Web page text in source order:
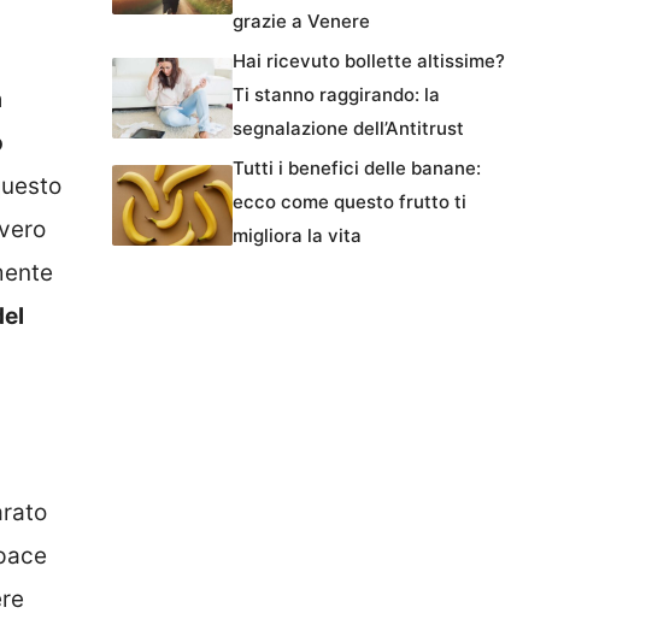
grazie a Venere
Hai ricevuto bollette altissime?
Ti stanno raggirando: la
segnalazione dell’Antitrust
Tutti i benefici delle banane:
ecco come questo frutto ti
migliora la vita